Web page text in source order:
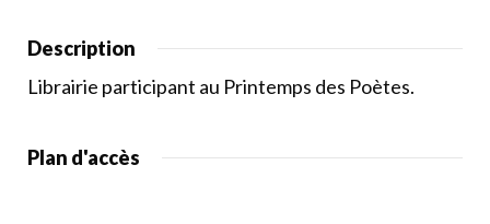
Description
Librairie participant au Printemps des Poètes.
Plan d'accès